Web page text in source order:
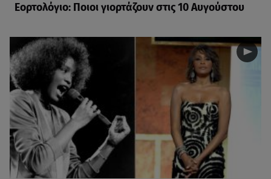
Εορτολόγιο: Ποιοι γιορτάζουν στις 10 Αυγούστου